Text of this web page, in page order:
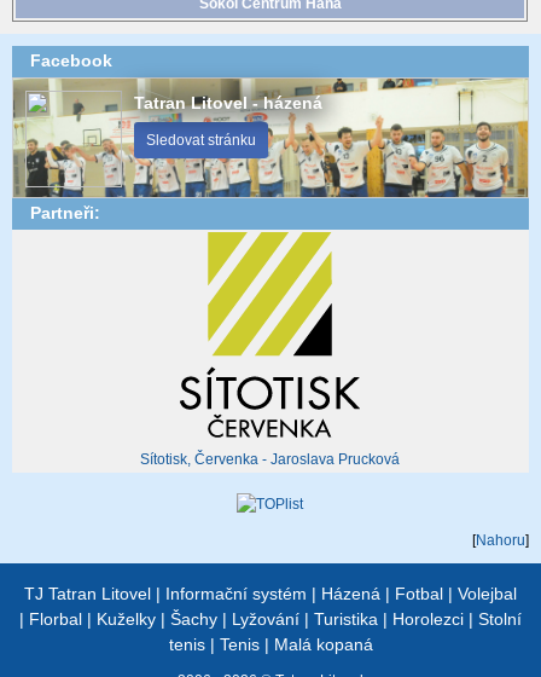
Sokol Centrum Haná
Facebook
Tatran Litovel - házená
Sledovat stránku
Partneři:
Sítotisk, Červenka - Jaroslava Prucková
[Nahoru]
TJ Tatran Litovel | Informační systém | Házená | Fotbal | Volejbal
| Florbal | Kuželky | Šachy | Lyžování | Turistika | Horolezci | Stolní
tenis| Tenis| Malá kopaná